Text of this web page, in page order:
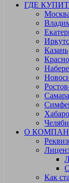
ГДЕ
Казань
Самара
О
Как